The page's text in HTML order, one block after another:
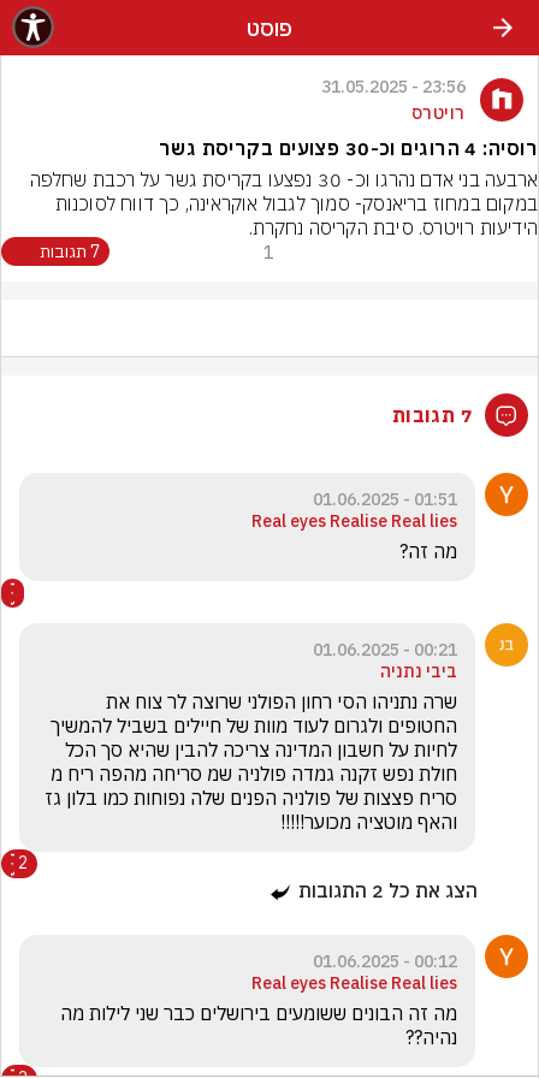
פוסט
23:56 - 31.05.2025
רויטרס
רוסיה: 4 הרוגים וכ-30 פצועים בקריסת גשר
הידיעות רויטרס. סיבת הקריסה נחקרת.
1 7 תגובות
7 תגובות
01:51 - 01.06.2025
Real eyes Realise Real lies
מה זה?
00:21 - 01.06.2025
ביבי נתניה
והאף מוטציה מכוער!!!!!
2
הצג את כל 2 התגובות
00:12 - 01.06.2025
Real eyes Realise Real lies
נהיה??